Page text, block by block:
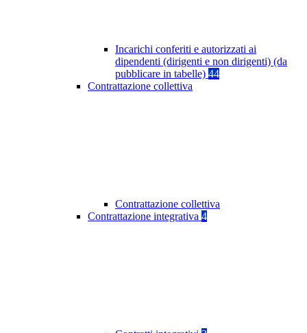
Incarichi conferiti e autorizzati ai
dipendenti (dirigenti e non dirigenti) (da
pubblicare in tabelle) 44
Contrattazione collettiva
Contrattazione collettiva
Contrattazione integrativa 4